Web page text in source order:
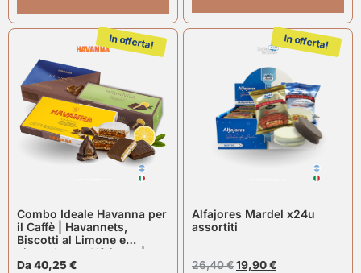
In offerta!
Combo Ideale Havanna per
il Caffè | Havannets,
Biscotti al Limone e
cioccolato e Alfajores |
Havanna
Da40,25 €
In offerta!
Alfajores Mardel x24u
assortiti
26,40€19,90€